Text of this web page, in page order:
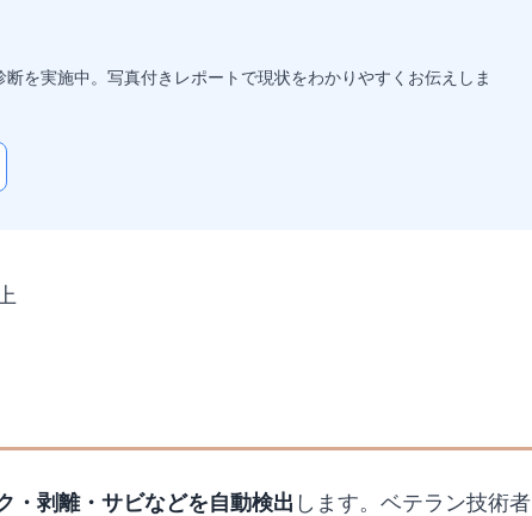
を実施中。写真付きレポートで現状をわかりやすくお伝えしま
・剥離・サビなどを自動検出 します。ベテラン技術者